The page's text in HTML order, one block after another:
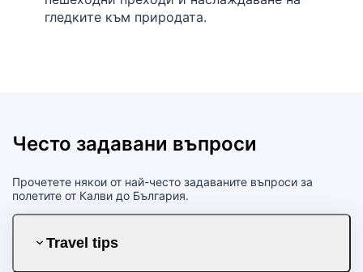
гледките към природата.
Често задавани въпроси
Прочетете някои от най-често задаваните въпроси за
полетите от Калви до България.
Travel tips